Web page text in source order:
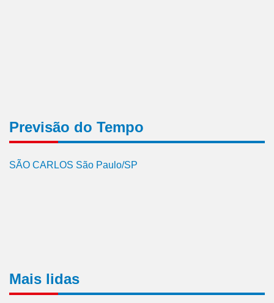
Previsão do Tempo
SÃO CARLOS São Paulo/SP
Mais lidas